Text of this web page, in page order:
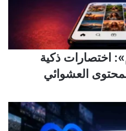
اختصارات ذكية
العشوائي